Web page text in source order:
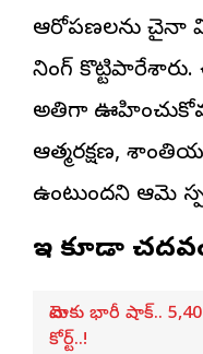
ఆరోపణలను చైనా
నింగ్
అతిగా
ఆత్మరక్షణ,
ఉంటుందని ఆమె
ఇవి కూడా
మెటాకు భారీ షాక్..
కోర్ట్..!